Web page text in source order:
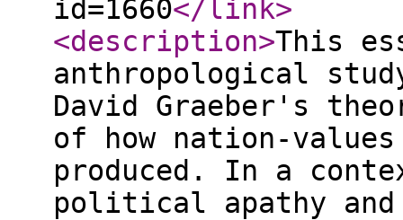
id=1660</link>
<description>This
anthropological
David Graeber's
of how nation-
produced. In a
political apathy